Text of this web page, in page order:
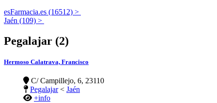
esFarmacia.es (16512) >
Jaén (109) >
Pegalajar (2)
Hermoso Calatrava, Francisco
C/ Campillejo, 6, 23110
Pegalajar< Jaén
+info